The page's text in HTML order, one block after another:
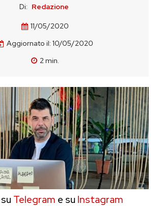
Di: Redazione
11/05/2020
Aggiornato il: 10/05/2020
2min.
Telegram e su Instagram